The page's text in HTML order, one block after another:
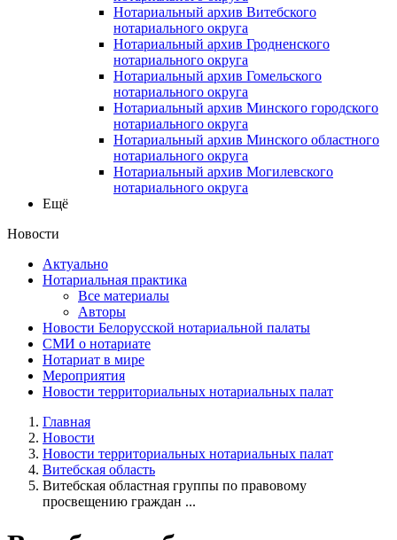
Нотариальный архив Витебского
нотариального округа
Нотариальный архив Гродненского
нотариального округа
Нотариальный архив Гомельского
нотариального округа
Нотариальный архив Минского городского
нотариального округа
Нотариальный архив Минского областного
нотариального округа
Нотариальный архив Могилевского
нотариального округа
Ещё
Новости
Актуально
Нотариальная практика
Все материалы
Авторы
Новости Белорусской нотариальной палаты
СМИ о нотариате
Нотариат в мире
Мероприятия
Новости территориальных нотариальных палат
Главная
Новости
Новости территориальных нотариальных палат
Витебская область
Витебская областная группы по правовому
просвещению граждан ...